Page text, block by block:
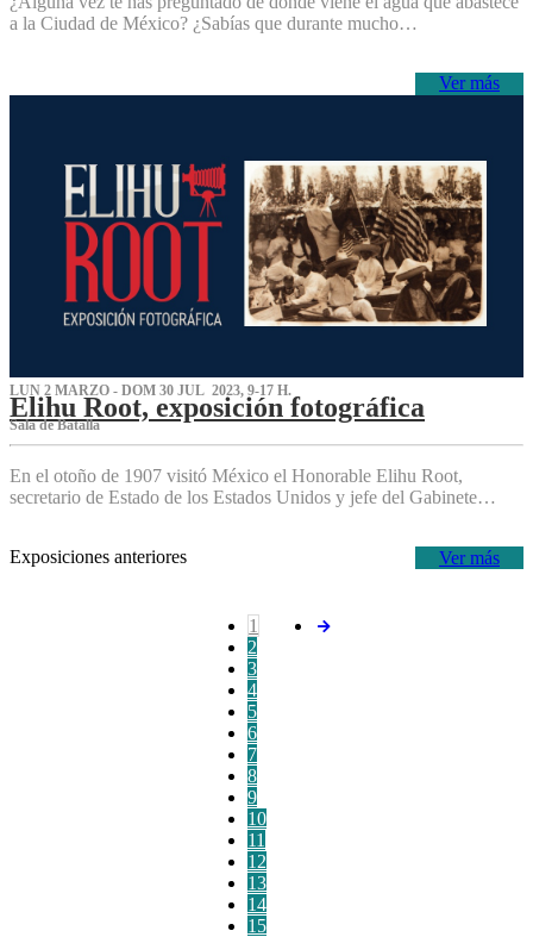
a la Ciudad de México? ¿Sabías que durante mucho…
Ver más
LUN 2 MARZO - DOM 30 JUL 2023, 9-17 H.
Elihu Root, exposición fotográfica
Sala de Batalla
En el otoño de 1907 visitó México el Honorable Elihu Root,
secretario de Estado de los Estados Unidos y jefe del Gabinete…
Ver más
Exposiciones anteriores
1
2
3
4
5
6
7
8
9
10
11
12
13
14
15